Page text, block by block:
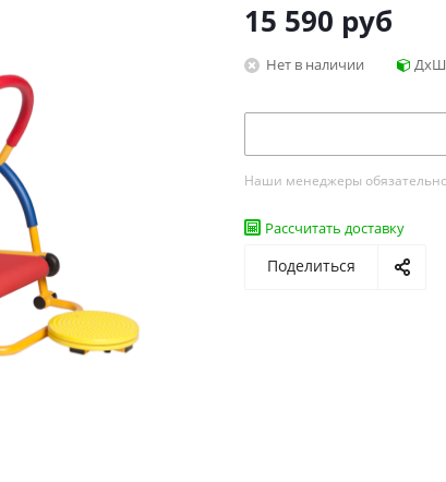
15 590 руб
Нет в наличии
Наши менеджеры обязательно
Рассчитать доставку
Поделиться